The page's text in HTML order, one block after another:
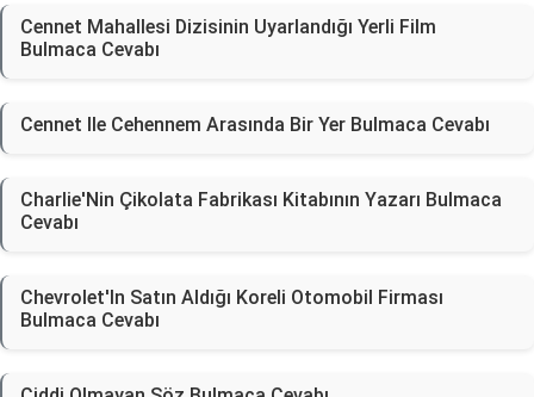
Cennet Mahallesi Dizisinin Uyarlandığı Yerli Film
Bulmaca Cevabı
Cennet Ile Cehennem Arasında Bir Yer Bulmaca Cevabı
Charlie'Nin Çikolata Fabrikası Kitabının Yazarı Bulmaca
Cevabı
Chevrolet'In Satın Aldığı Koreli Otomobil Firması
Bulmaca Cevabı